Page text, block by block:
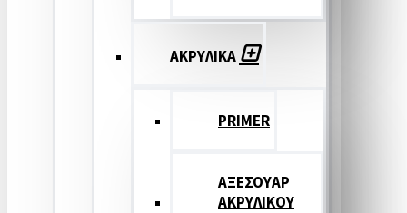
ΑΚΡΥΛΙΚΑ
PRIMER
ΑΞΕΣΟΥΑΡ
ΑΚΡΥΛΙΚΟΥ